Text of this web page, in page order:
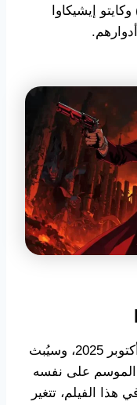
إيشيكاوا
سيُعرض ديجيمون بيت بريك في 5 أكتوبر 2025، وسيُبث
على نفسه
الفيلم، تتغير